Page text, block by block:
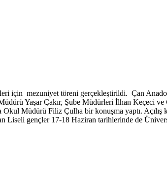
için mezuniyet töreni gerçekleştirildi. Çan
Yaşar Çakır, Şube Müdürleri İlhan Keçeci
Müdürü Filiz Çulha bir konuşma yaptı.
gençler 17-18 Haziran tarihlerinde de